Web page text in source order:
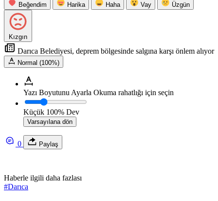
Beğendim Harika Haha Vay Üzgün
Kızgın
Darıca Belediyesi, deprem bölgesinde salgına karşı önlem alıyor
Normal (100%)
Yazı Boyutunu Ayarla Okuma rahatlığı için seçin
Küçük 100% Dev
Varsayılana dön
0 Paylaş
Haberle ilgili daha fazlası
#Darıca